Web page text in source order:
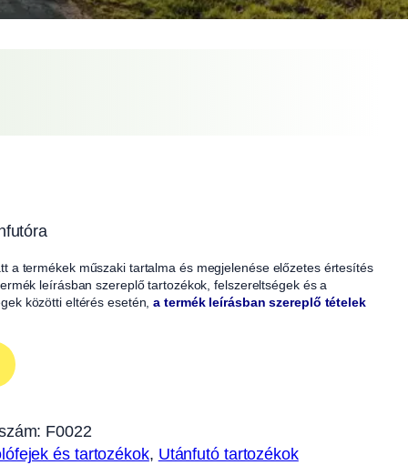
a termékek műszaki tartalma és megjelenése előzetes értesítés
leírásban szereplő tartozékok, felszereltségek és a
közötti eltérés esetén,a termék leírásban szereplő tételek
F0022
és tartozékok, Utánfutó tartozékok